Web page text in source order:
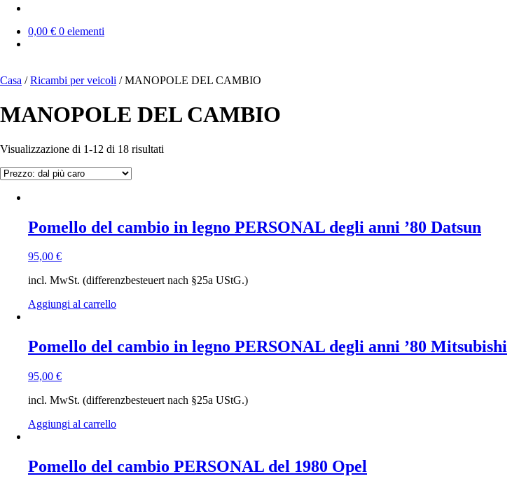
0,00 € 0 elementi
Casa /Ricambi per veicoli / MANOPOLE DEL CAMBIO
MANOPOLE DEL CAMBIO
Visualizzazione di 1-12 di 18 risultati
Pomello del cambio in legno PERSONAL degli anni ’80 Datsun
95,00 €
incl. MwSt. (differenzbesteuert nach §25a UStG.)
Aggiungi al carrello
Pomello del cambio in legno PERSONAL degli anni ’80 Mitsubishi
95,00 €
incl. MwSt. (differenzbesteuert nach §25a UStG.)
Aggiungi al carrello
Pomello del cambio PERSONAL del 1980 Opel